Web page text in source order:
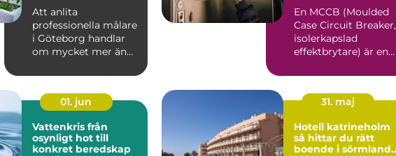
Att anlita
professionella målare
i Göteborg handlar
om mycket mer än
på vägga...
En MCCB (Moulded
Case Circuit Breaker,
isolerkapslad
effektbrytare) är en
elin...
01. jun
Vattenkris från
osynligt hot till
konkret beredskap
31. maj
Hotell katrineholm
så hittar du rätt
boende i sörmlands